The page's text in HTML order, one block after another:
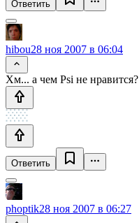
Ответить
hibou28 ноя 2007 в 06:04
Хм... а чем Psi не нравится?
Ответить
phoptik28 ноя 2007 в 06:27